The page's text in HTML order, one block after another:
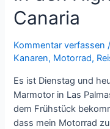
Canaria
Kommentar verfassen
Kanaren, Motorrad,
Es ist Dienstag und
Marmotor in Las
dem Frühstück
dass mein Motorrad